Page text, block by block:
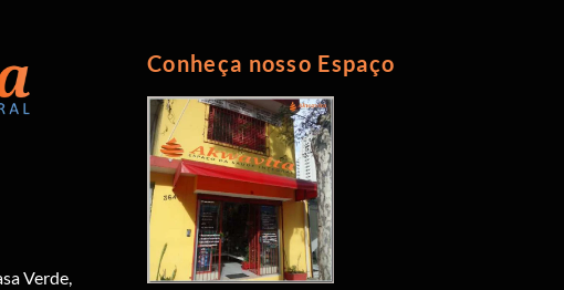
Verde,
Conheça nosso Espaço